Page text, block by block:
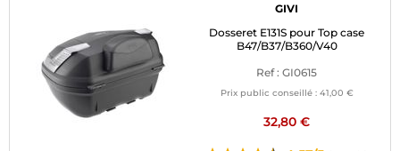
GIVI
Dosseret E131S pour Top case
B47/B37/B360/V40
Ref : GI0615
Prix public conseillé : 41,00 €
32,80 €